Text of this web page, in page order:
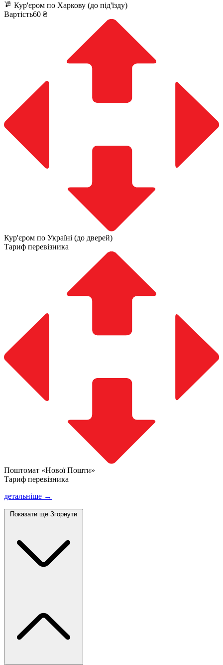
Кур'єром по Харкову (до під'їзду)
Вартість60 ₴
Кур'єром по Україні (до дверей)
Тариф перевізника
Поштомат «Нової Пошти»
Тариф перевізника
детальніше →
Показати ще Згорнути